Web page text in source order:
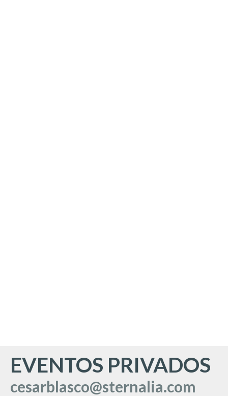
EVENTOS PRIVADOS
cesarblasco@sternalia.com